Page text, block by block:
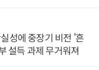
성에 중장기 비전 '흔
설득 과제 무거워져